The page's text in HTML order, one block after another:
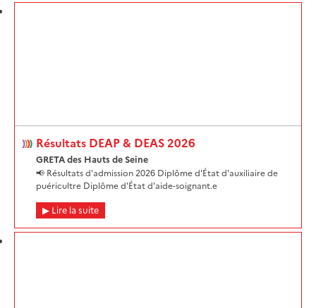
Résultats DEAP & DEAS 2026
GRETA des Hauts de Seine
📢 Résultats d'admission 2026 Diplôme d'État d'auxiliaire de
puéricultre Diplôme d'État d'aide-soignant.e
Lire la suite